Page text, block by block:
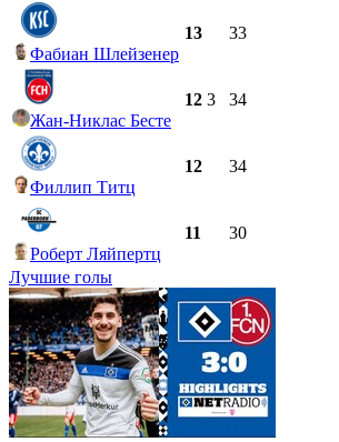
Фабиан Шлейзенер
13 33
Жан-Никлас Бесте
12 3 34
Филлип Титц
12 34
Роберт Ляйпертц
11 30
Лучшие голы